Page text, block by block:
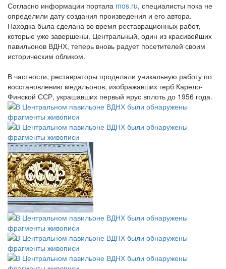
Согласно информации портала mos.ru, специалисты пока не
определили дату создания произведения и его автора.
Находка была сделана во время реставрационных работ,
которые уже завершены. Центральный, один из красивейших
павильонов ВДНХ, теперь вновь радует посетителей своим
историческим обликом.
В частности, реставраторы проделали уникальную работу по
восстановлению медальонов, изображавших герб Карело-
Финской ССР, украшавших первый ярус вплоть до 1956 года.